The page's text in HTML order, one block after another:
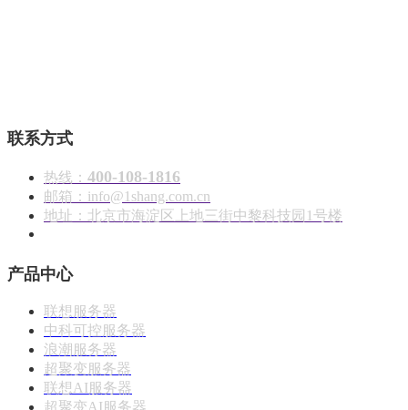
联系方式
热线： 400-108-1816
邮箱：info@1shang.com.cn
地址：北京市海淀区上地三街中黎科技园1号楼
产品中心
联想服务器
中科可控服务器
浪潮服务器
超聚变服务器
联想AI服务器